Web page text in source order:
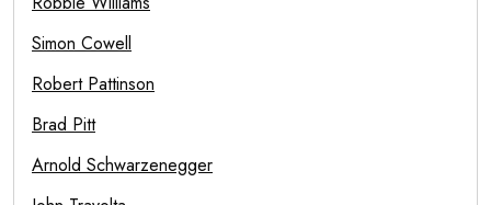
Simon Cowell
Robert Pattinson
Brad Pitt
Arnold Schwarzenegger